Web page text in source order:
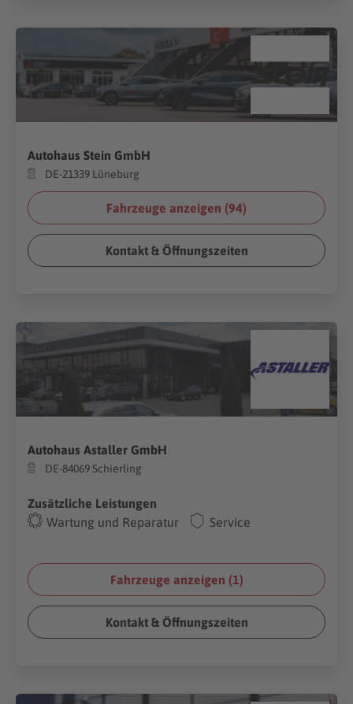
Autohaus Stein GmbH
DE-21339 Lüneburg
Fahrzeuge anzeigen (94)
Kontakt & Öffnungszeiten
Autohaus Astaller GmbH
DE-84069 Schierling
Zusätzliche Leistungen
Wartung und Reparatur
Service
Fahrzeuge anzeigen (1)
Kontakt & Öffnungszeiten